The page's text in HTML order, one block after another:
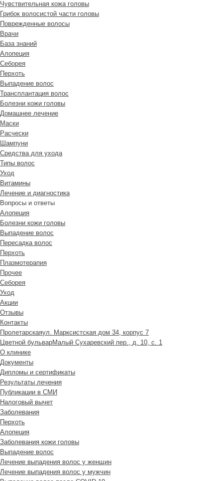
Чувствительная кожа головы
Грибок волосистой части головы
Поврежденные волосы
Врачи
База знаний
Алопеция
Себорея
Перхоть
Выпадение волос
Трансплантация волос
Болезни кожи головы
Домашнее лечение
Маски
Расчески
Шампуни
Средства для ухода
Типы волос
Уход
Витамины
Лечение и диагностика
Вопросы и ответы
Алопеция
Болезни кожи головы
Выпадение волос
Пересадка волос
Перхоть
Плазмотерапия
Прочее
Себорея
Уход
Акции
Отзывы
Контакты
Пролетарскаяул. Марксистская дом 34, корпус 7
Цветной бульварМалый Сухаревский пер., д. 10, с. 1
О клинике
Документы
Дипломы и сертификаты
Результаты лечения
Публикации в СМИ
Налоговый вычет
Заболевания
Перхоть
Алопеция
Заболевания кожи головы
Выпадение волос
Лечение выпадения волос у женщин
Лечение выпадения волос у мужчин